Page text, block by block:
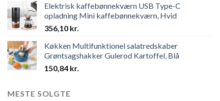
Elektrisk kaffebønnekværn USB Type-C
opladning Mini kaffebønnekværn, Hvid
356,10 kr.
Køkken Multifunktionel salatredskaber
Grøntsagshakker Gulerod Kartoffel, Blå
150,84 kr.
MESTE SOLGTE